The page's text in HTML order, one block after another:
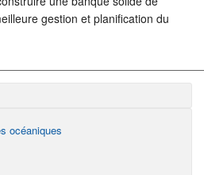
gestion et planification du
océaniques